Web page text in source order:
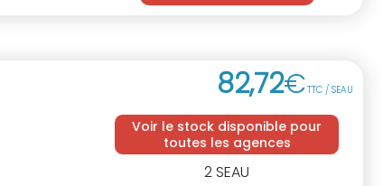
82,72€TTC / SEAU
Voir le stock disponible pour
toutes les agences
2 SEAU